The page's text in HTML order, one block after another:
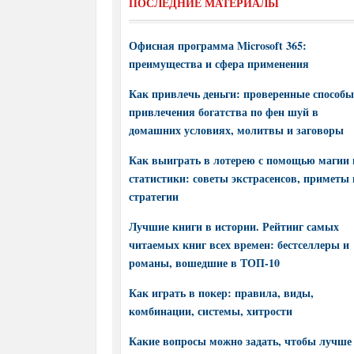
Офисная программа Microsoft 365:
преимущества и сфера применения
Как привлечь деньги: проверенные способы
привлечения богатства по фен шуй в
домашних условиях, молитвы и заговоры
Как выиграть в лотерею с помощью магии
статистики: советы экстрасенсов, приметы
стратегии
Лучшие книги в истории. Рейтинг самых
читаемых книг всех времен: бестселлеры и
романы, вошедшие в ТОП-10
Как играть в покер: правила, виды,
комбинации, системы, хитрости
Какие вопросы можно задать, чтобы лучше